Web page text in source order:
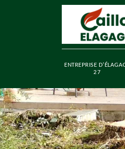
ENTREPRISE
27